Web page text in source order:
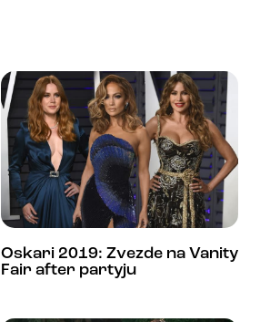
Oskari 2019: Zvezde na Vanity
Fair after partyju